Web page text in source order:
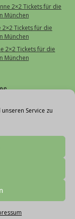
Service zu
2×2 Tickets für die
München
2×2 Tickets für die
München
2×2 Tickets für die
München